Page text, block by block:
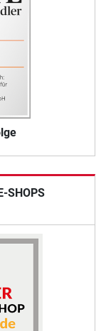
SHOPS